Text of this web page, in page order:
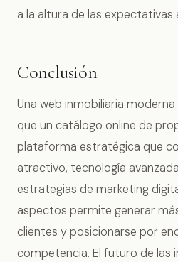
a la altura de las expectativas
Conclusión
Una web inmobiliaria
que un catálogo online de
plataforma estratégica que
atractivo, tecnología
estrategias de marketing
aspectos permite generar
clientes y posicionarse por
competencia. El futuro de las